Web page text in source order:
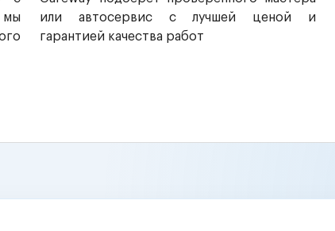
мы
или автосервис с лучшей ценой и
гарантией качества работ